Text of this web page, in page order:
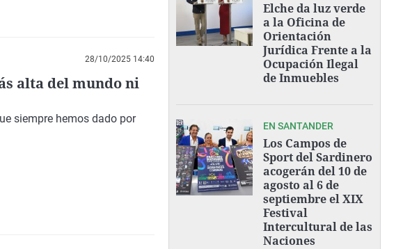
28/10/2025 14:40
alta del mundo ni
siempre hemos dado por
Elche da luz verde
a la Oficina de
Orientación
Jurídica Frente a la
Ocupación Ilegal
de Inmuebles
EN SANTANDER
Los Campos de
Sport del Sardinero
acogerán del 10 de
agosto al 6 de
septiembre el XIX
Festival
Intercultural de las
Naciones